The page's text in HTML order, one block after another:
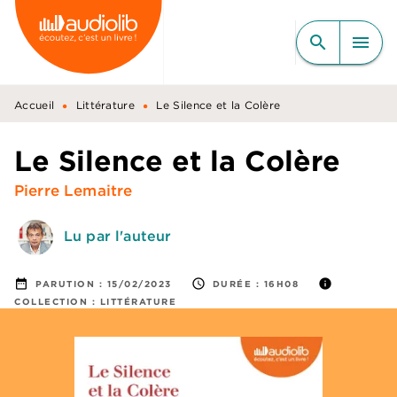
MENU RECHERCHE
CONTENU
PIED DE PAGE
search menu
Accueil • Littérature • Le Silence et la Colère
Le Silence et la Colère
Pierre Lemaitre
Lu par l'auteur
date_range PARUTION : 15/02/2023 access_time DURÉE : 16H08 info
COLLECTION : LITTÉRATURE